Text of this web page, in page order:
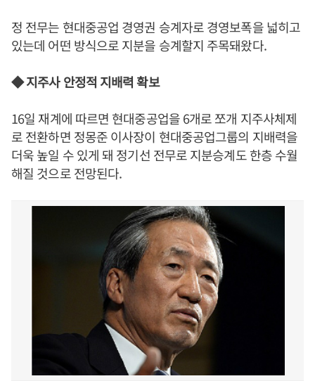
정 전무는 현대중공업 경영권 승계자로 경영보폭을 넓히고
있는데 어떤 방식으로 지분을 승계할지 주목돼왔다.
◆ 지주사 안정적 지배력 확보
16일 재계에 따르면 현대중공업을 6개로 쪼개 지주사체제
로 전환하면 정몽준 이사장이 현대중공업그룹의 지배력을
더욱 높일 수 있게 돼 정기선 전무로 지분승계도 한층 수월
해질 것으로 전망된다.